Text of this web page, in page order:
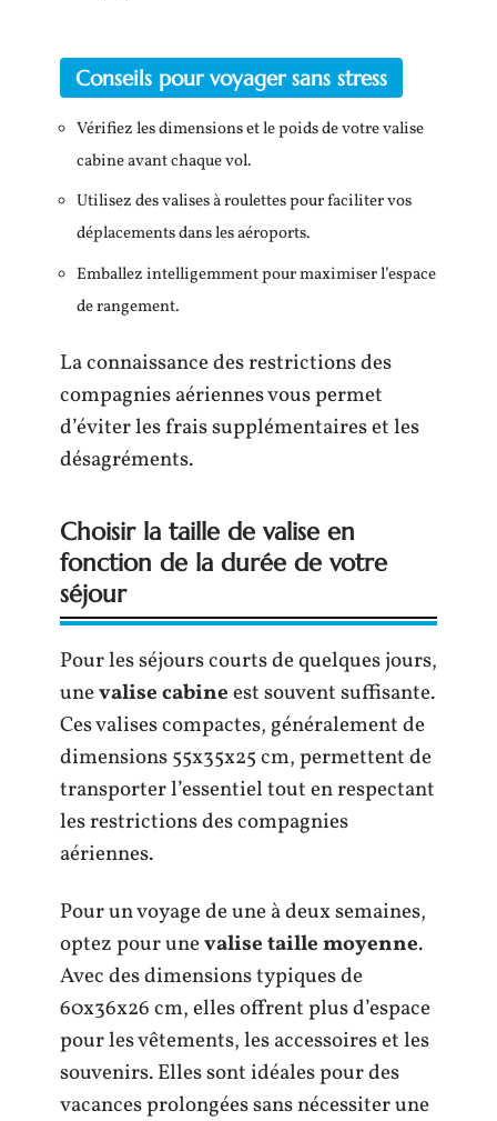
Conseils pour voyager sans stress
Vérifiez les dimensions et le poids de votre valise
cabine avant chaque vol.
Utilisez des valises à roulettes pour faciliter vos
déplacements dans les aéroports.
Emballez intelligemment pour maximiser l’espace
de rangement.
La connaissance des restrictions des
compagnies aériennes vous permet
d’éviter les frais supplémentaires et les
désagréments.
Choisir la taille de valise en
fonction de la durée de votre
séjour
Pour les séjours courts de quelques jours,
unevalise cabineest souvent suffisante.
Ces valises compactes, généralement de
dimensions 55x35x25 cm, permettent de
transporter l’essentiel tout en respectant
les restrictions des compagnies
aériennes.
Pour un voyage de une à deux semaines,
optez pour unevalise taille moyenne.
Avec des dimensions typiques de
60x36x26 cm, elles offrent plus d’espace
pour les vêtements, les accessoires et les
souvenirs. Elles sont idéales pour des
vacances prolongées sans nécessiter une